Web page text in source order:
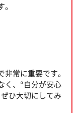
。
非常に重要です。
く、“自分が安心
ひ大切にしてみ